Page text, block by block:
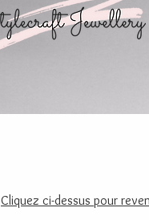
Cliquez ci-dessus pour